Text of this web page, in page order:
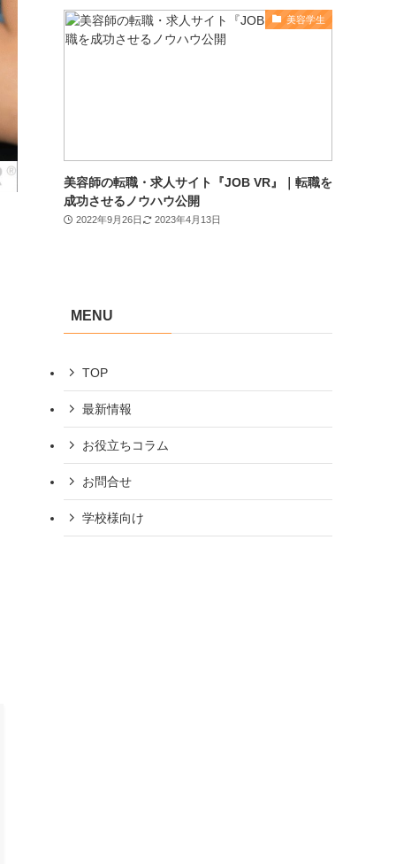
美容学生
美容師の転職・求人サイト『JOB VR』｜転職を
成功させるノウハウ公開
2022年9月26日 2023年4月13日
MENU
TOP
最新情報
お役立ちコラム
お問合せ
学校様向け